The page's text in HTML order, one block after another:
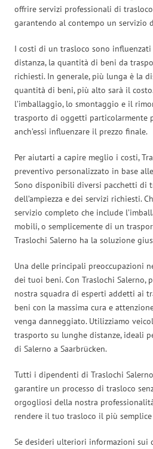
offrire servizi professionali di
garantendo al contempo un servizio
I costi di un trasloco sono
distanza, la quantità di beni da
richiesti. In generale, più lunga è la
quantità di beni, più alto sarà il
l’imballaggio, lo smontaggio e il
trasporto di oggetti particolarmente
anch’essi influenzare il prezzo finale.
Per aiutarti a capire meglio i costi,
preventivo personalizzato in base
Sono disponibili diversi pacchetti di
dell’ampiezza e dei servizi richiesti.
servizio completo che include
mobili, o semplicemente di un
Traslochi Salerno ha la soluzione
Una delle principali preoccupazioni
dei tuoi beni. Con Traslochi Salerno,
nostra squadra di esperti addetti ai
beni con la massima cura e
venga danneggiato. Utilizziamo
trasporto su lunghe distanze, ideali
di Salerno a Saarbrücken.
Tutti i dipendenti di Traslochi
garantire un processo di trasloco
orgogliosi della nostra
rendere il tuo trasloco il più semplice
Se desideri ulteriori informazioni sui